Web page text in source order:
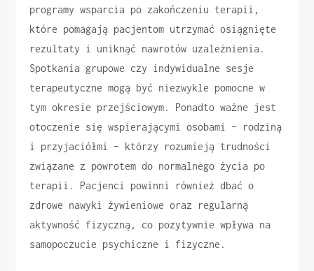
programy wsparcia po zakończeniu terapii,
które pomagają pacjentom utrzymać osiągnięte
rezultaty i uniknąć nawrotów uzależnienia.
Spotkania grupowe czy indywidualne sesje
terapeutyczne mogą być niezwykle pomocne w
tym okresie przejściowym. Ponadto ważne jest
otoczenie się wspierającymi osobami – rodziną
i przyjaciółmi – którzy rozumieją trudności
związane z powrotem do normalnego życia po
terapii. Pacjenci powinni również dbać o
zdrowe nawyki żywieniowe oraz regularną
aktywność fizyczną, co pozytywnie wpływa na
samopoczucie psychiczne i fizyczne.